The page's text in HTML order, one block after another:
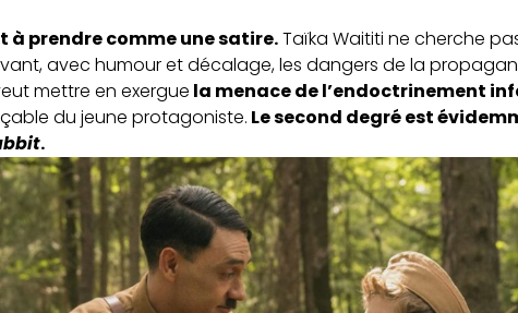
à prendre comme une satire.Taïka Waititi ne cherche
avec humour et décalage, les dangers de la
mettre en exergue la menace de l’endoctrinement
du jeune protagoniste. Le second degré est
.